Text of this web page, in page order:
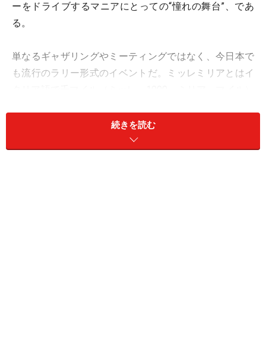
ーをドライブするマニアにとっての“憧れの舞台”、であ
る。
単なるギャザリングやミーティングではなく、今日本で
も流行のラリー形式のイベントだ。ミッレミリアとはイ
たイベント名というわけ。続きを読む